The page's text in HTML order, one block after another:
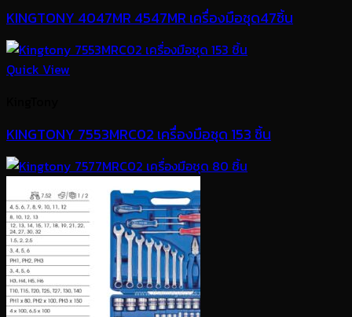
KINGTONY 4047MR 4547MR เครื่องมือชุด47ชิ้น
Quick View
KINGTONY 7553MRC02 เครื่องมือชุด 153 ชิ้น